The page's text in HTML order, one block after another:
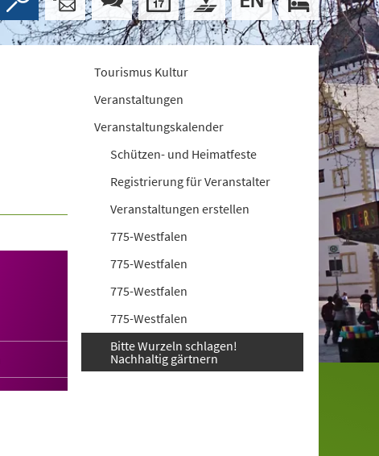
Tourismus Kultur
Veranstaltungen
Veranstaltungskalender
Schützen- und Heimatfeste
Registrierung für Veranstalter
Veranstaltungen erstellen
775-Westfalen
775-Westfalen
775-Westfalen
775-Westfalen
Bitte Wurzeln schlagen!
Nachhaltig gärtnern